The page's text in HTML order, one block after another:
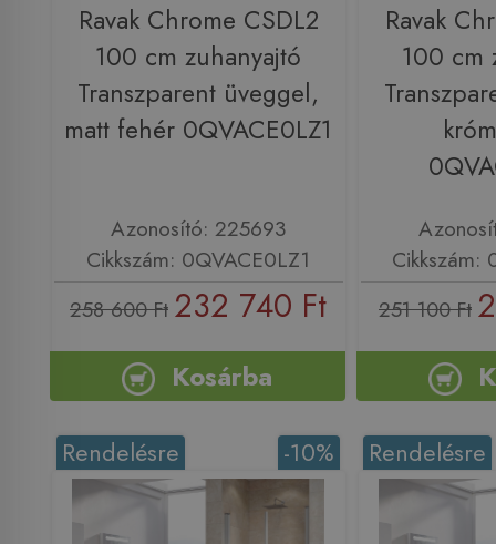
Ravak Chrome CSDL2
100 cm zuhanyajtó
Transzparent üveggel,
matt fehér 0QVACE0LZ1
Azonosító: 225693
Cikkszám: 0QVACE0LZ1
258 600 Ft 232 740 Ft
Kosárba
Ravak
100 cm
Cikkszám:
251 100 Ft
-10%
Rendelésre Rendelésre